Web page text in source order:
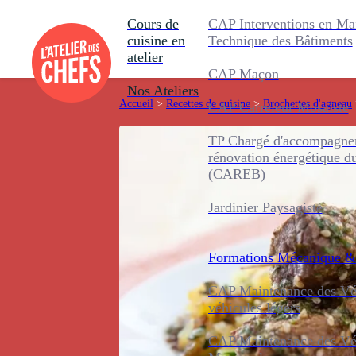
Cours de
cuisine en
atelier
Nos Ateliers
CAP Interventions en
Technique des Bâtiments
CAP Maçon
CAP Carreleur Mosaïste
TP Chargé
rénovation énergétique
(CAREB)
Jardinier Paysagiste
Formations Mécanique
CAP Maintenance des
véhicules légers
CAP Maintenance des
Accueil > Recettes de cuisine > Brochettes d'agneau